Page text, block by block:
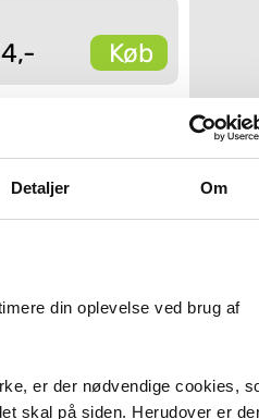
Detaljer Om
din oplevelse ved brug af
er der nødvendige cookies,
skal på siden. Herudover er
Køb
vægskab 40*48 -
under
anvendes derfor